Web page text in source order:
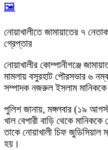
🖼️
নোয়াখালীতে জামায়াতের ৭
গ্রেপ্তার
নোয়াখালীর কোম্পানীগঞ্জে
মামলায় বসুরহাট পৌরসভার ৬
সম্পাদক নজরুল ইসলাম
পুলিশ জানায়, মঙ্গলবার (১৯
খাল বেপারী বাড়ি থেকে
তাকে নোয়াখালী চিফ জুডিসিয়াল
হয়।